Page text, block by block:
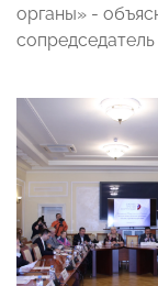
органы» -